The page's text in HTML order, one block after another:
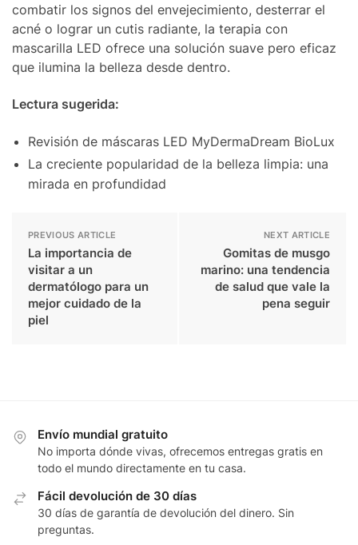
combatir los signos del envejecimiento, desterrar el
acné o lograr un cutis radiante, la terapia con
mascarilla LED ofrece una solución suave pero eficaz
que ilumina la belleza desde dentro.
Lectura sugerida:
Revisión de máscaras LED MyDermaDream BioLux
La creciente popularidad de la belleza limpia: una
mirada en profundidad
PREVIOUS ARTICLE
La importancia de
visitar a un
dermatólogo para un
mejor cuidado de la
piel
NEXT ARTICLE
Gomitas de musgo
marino: una tendencia
de salud que vale la
pena seguir
Envío mundial gratuito
No importa dónde vivas, ofrecemos entregas gratis en
todo el mundo directamente en tu casa.
Fácil devolución de 30 días
30 días de garantía de devolución del dinero. Sin
preguntas.